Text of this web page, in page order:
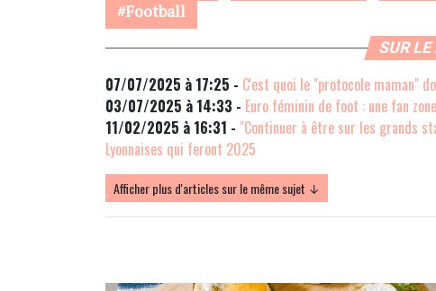
Football
SUR
07/07/2025 à 17:25 - C'est quoi le "protocole maman"
03/07/2025 à 14:33 - Euro féminin de foot : une fan
11/02/2025 à 16:31 - "Continuer à être sur les grands
Lyonnaises qui feront 2025
Afficher plus d'articles sur le même sujet ↓